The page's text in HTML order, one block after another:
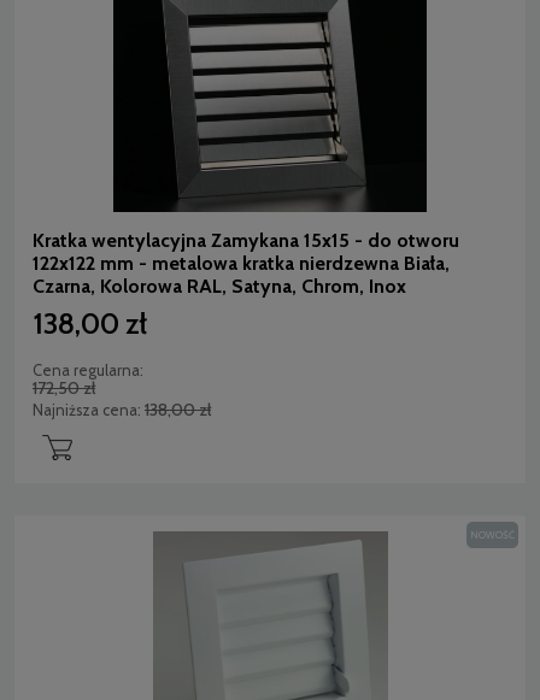
Kratka wentylacyjna Zamykana 15x15 - do otworu
122x122 mm - metalowa kratka nierdzewna Biała,
Czarna, Kolorowa RAL, Satyna, Chrom, Inox
138,00 zł
Cena regularna:
172,50 zł
Najniższa cena: 138,00 zł
NOWOŚĆ